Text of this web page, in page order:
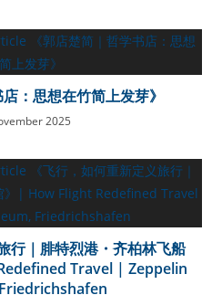
：思想在竹简上发芽》
2025
行｜腓特烈港・齐柏林飞船
Travel | Zeppelin